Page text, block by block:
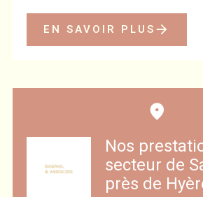
EN SAVOIR PLUS
Nos
secteur de
près de